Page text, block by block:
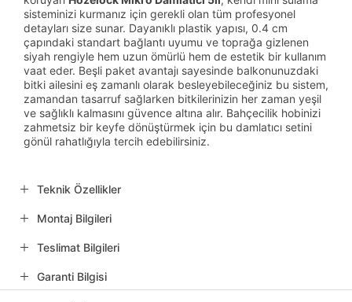
sisteminizi kurmanız için gerekli olan tüm profesyonel
detayları size sunar. Dayanıklı plastik yapısı, 0.4 cm
çapındaki standart bağlantı uyumu ve toprağa gizlenen
siyah rengiyle hem uzun ömürlü hem de estetik bir kullanım
vaat eder. Beşli paket avantajı sayesinde balkonunuzdaki
bitki ailesini eş zamanlı olarak besleyebileceğiniz bu sistem,
zamandan tasarruf sağlarken bitkilerinizin her zaman yeşil
ve sağlıklı kalmasını güvence altına alır. Bahçecilik hobinizi
zahmetsiz bir keyfe dönüştürmek için bu damlatıcı setini
gönül rahatlığıyla tercih edebilirsiniz.
Teknik Özellikler
Montaj Bilgileri
Teslimat Bilgileri
Garanti Bilgisi